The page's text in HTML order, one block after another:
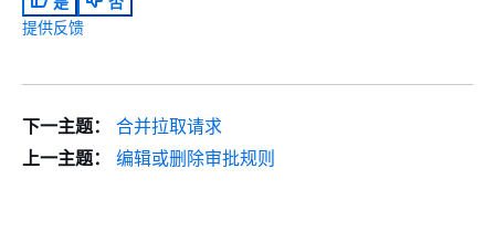
提供反馈
下一主题：
合并拉取请求
上一主题：
编辑或删除审批规则